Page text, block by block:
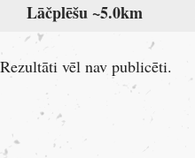
Lāčplēšu ~5.0km
Rezultāti vēl nav publicēti.